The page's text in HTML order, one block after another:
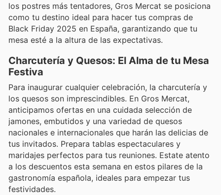
los postres más tentadores, Gros Mercat se posiciona
como tu destino ideal para hacer tus compras de
Black Friday 2025 en España, garantizando que tu
mesa esté a la altura de las expectativas.
Charcutería y Quesos: El Alma de tu Mesa
Festiva
Para inaugurar cualquier celebración, la charcutería y
los quesos son imprescindibles. En Gros Mercat,
anticipamos ofertas en una cuidada selección de
jamones, embutidos y una variedad de quesos
nacionales e internacionales que harán las delicias de
tus invitados. Prepara tablas espectaculares y
maridajes perfectos para tus reuniones. Estate atento
a los descuentos esta semana en estos pilares de la
gastronomía española, ideales para empezar tus
festividades.